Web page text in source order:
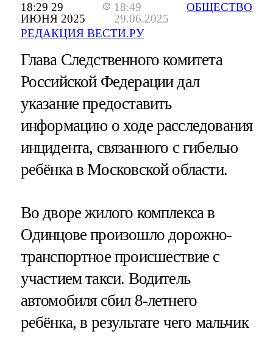
18:29 29
ИЮНЯ 2025
18:49
29.06.2025
РЕДАКЦИЯ ВЕСТИ.РУ
ОБЩЕСТВО
Глава Следственного комитета
Российской Федерации дал
указание предоставить
информацию о ходе расследования
инцидента, связанного с гибелью
ребёнка в Московской области.
Во дворе жилого комплекса в
Одинцове произошло дорожно-
транспортное происшествие с
участием такси. Водитель
автомобиля сбил 8-летнего
ребёнка, в результате чего мальчик